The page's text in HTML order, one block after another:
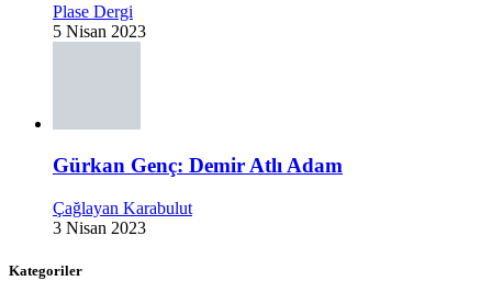
Plase Dergi
5 Nisan 2023
Gürkan Genç: Demir Atlı Adam
Çağlayan Karabulut
3 Nisan 2023
Kategoriler